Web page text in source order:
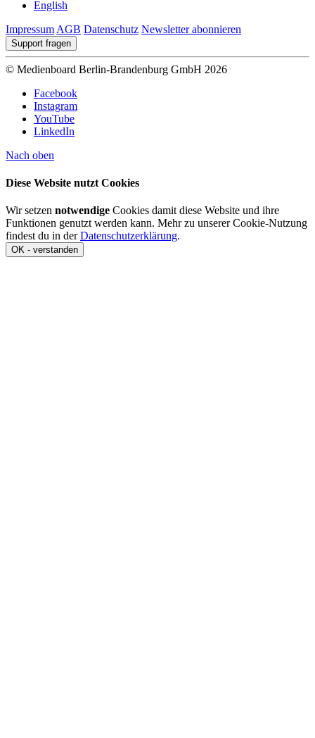
English
Impressum AGB Datenschutz Newsletter abonnieren
Support fragen
© Medienboard Berlin-Brandenburg GmbH 2026
Facebook
Instagram
YouTube
LinkedIn
Nach oben
Diese Website nutzt Cookies
Wir setzen notwendige Cookies damit diese Website und ihre
Funktionen genutzt werden kann. Mehr zu unserer Cookie-Nutzung
findest du in derDatenschutzerklärung.
OK - verstanden